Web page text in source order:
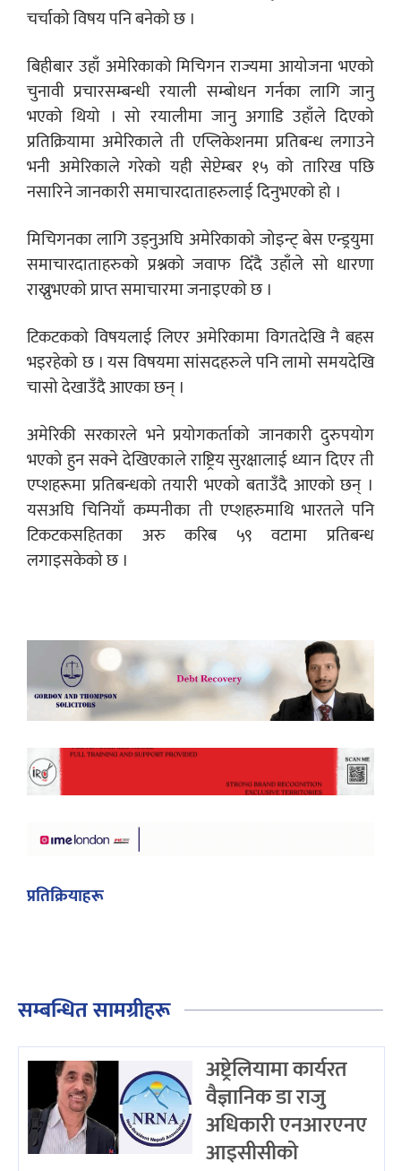
चर्चाको विषय पनि बनेको छ ।
बिहीबार उहाँ अमेरिकाको मिचिगन राज्यमा आयोजना भएको
चुनावी प्रचारसम्बन्धी रयाली सम्बोधन गर्नका लागि जानु
भएको थियो । सो रयालीमा जानु अगाडि उहाँले दिएको
प्रतिक्रियामा अमेरिकाले ती एप्लिकेशनमा प्रतिबन्ध लगाउने
भनी अमेरिकाले गरेको यही सेप्टेम्बर १५ को तारिख पछि
नसारिने जानकारी समाचारदाताहरुलाई दिनुभएको हो ।
मिचिगनका लागि उड्नुअघि अमेरिकाको जोइन्ट् बेस एन्ड्रयुमा
समाचारदाताहरुको प्रश्नको जवाफ दिँदै उहाँले सो धारणा
राख्नुभएको प्राप्त समाचारमा जनाइएको छ ।
टिकटकको विषयलाई लिएर अमेरिकामा विगतदेखि नै बहस
भइरहेको छ । यस विषयमा सांसदहरुले पनि लामो समयदेखि
चासो देखाउँदै आएका छन् ।
अमेरिकी सरकारले भने प्रयोगकर्ताको जानकारी दुरुपयोग
भएको हुन सक्ने देखिएकाले राष्ट्रिय सुरक्षालाई ध्यान दिएर ती
एप्शहरूमा प्रतिबन्धको तयारी भएको बताउँदै आएको छन् ।
यसअघि चिनियाँ कम्पनीका ती एप्शहरुमाथि भारतले पनि
टिकटकसहितका अरु करिब ५९ वटामा प्रतिबन्ध
लगाइसकेको छ ।
प्रतिक्रियाहरू
सम्बन्धित सामग्रीहरू
अष्ट्रेलियामा कार्यरत
वैज्ञानिक डा राजु
अधिकारी एनआरएनए
आइसीसीको